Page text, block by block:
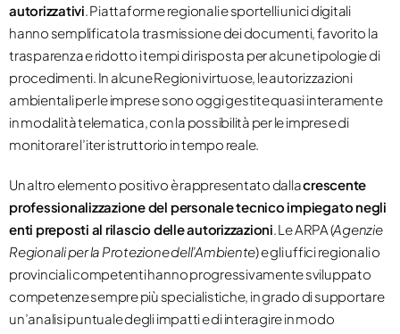
autorizzativi . Piattaforme regionali e sportelli unici digitali
hanno semplificato la trasmissione dei documenti, favorito la
trasparenza e ridotto i tempi di risposta per alcune tipologie di
procedimenti. In alcune Regioni virtuose, le autorizzazioni
ambientali per le imprese sono oggi gestite quasi interamente
in modalità telematica, con la possibilità per le imprese di
monitorare l’iter istruttorio in tempo reale.
Un altro elemento positivo è rappresentato dallacrescente
professionalizzazione del personale tecnico impiegato negli
enti preposti al rilascio delle autorizzazioni . Le ARPA (Agenzie
Regionali per la Protezione dell’Ambiente) e gli uffici regionali o
provinciali competenti hanno progressivamente sviluppato
competenze sempre più specialistiche, in grado di supportare
un’analisi puntuale degli impatti e di interagire in modo